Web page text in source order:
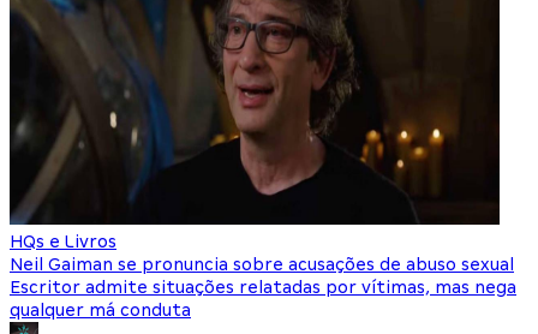
HQs e Livros
Neil Gaiman se pronuncia sobre acusações de abuso sexual
Escritor admite situações relatadas por vítimas, mas nega
qualquer má conduta